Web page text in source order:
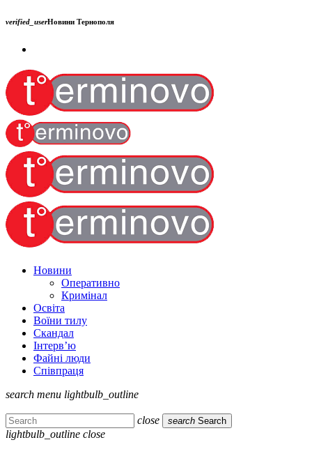
verified_userНовини Тернополя
Новини
Оперативно
Кримінал
Освіта
Воїни тилу
Скандал
Інтерв’ю
Файні люди
Співпраця
search menu lightbulb_outline
close search Search
lightbulb_outline close